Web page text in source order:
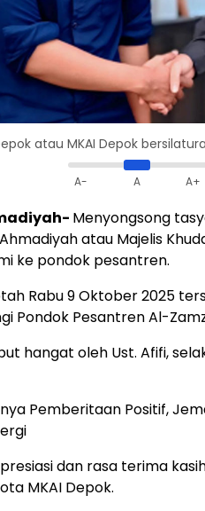
atau MKAI Depok
A- A A+
Menyongsong
atau Majelis
ke pondok pesantren.
Rabu 9 Oktober 2025
Pondok Pesantren Al-
hangat oleh Ust. Afifi,
Pemberitaan Positif,
dan rasa terima
MKAI Depok.